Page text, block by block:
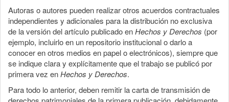
Autoras o autores pueden realizar otros acuerdos contractuales
independientes y adicionales para la distribución no exclusiva
de la versión del artículo publicado enHechos y Derechos (por
ejemplo, incluirlo en un repositorio institucional o darlo a
conocer en otros medios en papel o electrónicos), siempre que
se indique clara y explícitamente que el trabajo se publicó por
primera vez enHechos y Derechos.
Para todo lo anterior, deben remitir la carta de transmisión de